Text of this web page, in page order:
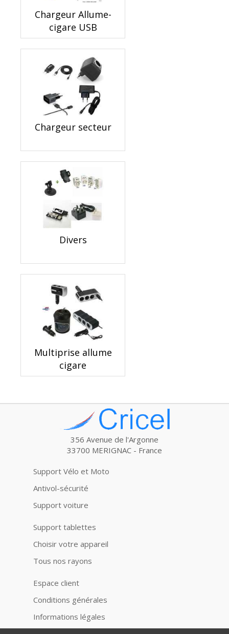
Chargeur Allume-
cigare USB
Chargeur secteur
Divers
Multiprise allume
cigare
356 Avenue de l'Argonne
33700 MERIGNAC - France
Support Vélo et Moto
Antivol-sécurité
Support voiture
Support tablettes
Choisir votre appareil
Tous nos rayons
Espace client
Conditions générales
Informations légales